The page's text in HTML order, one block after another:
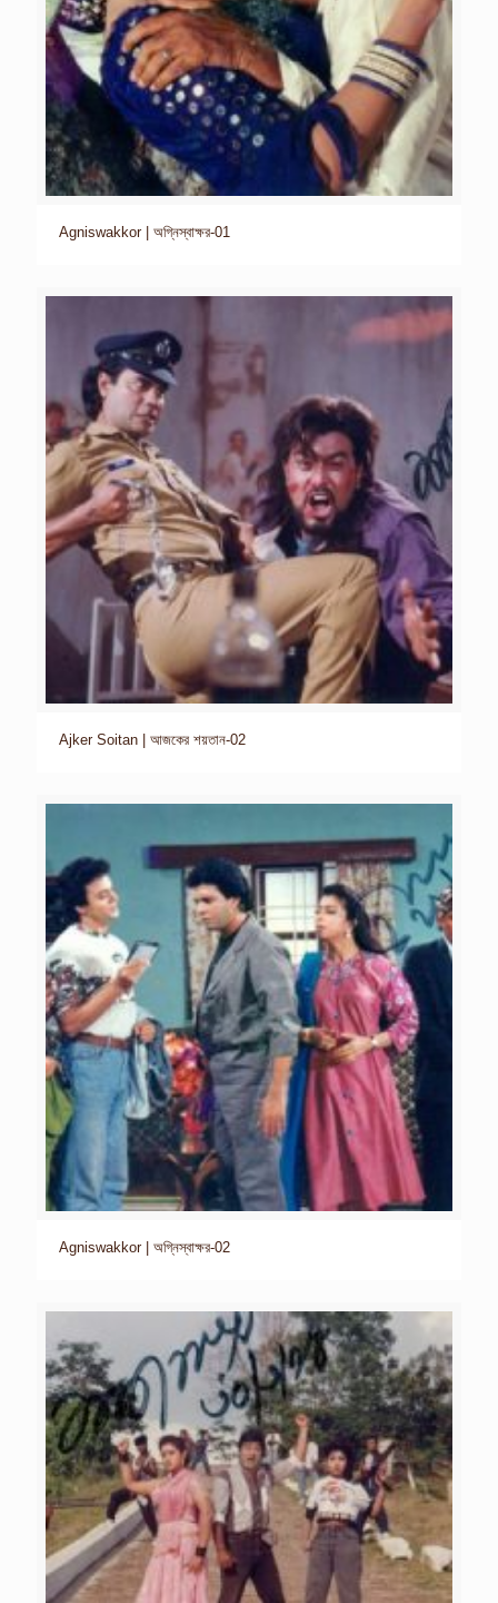
Agniswakkor | অগ্নিস্বাক্ষর-01
Ajker Soitan | আজকের শয়তান-02
Agniswakkor | অগ্নিস্বাক্ষর-02